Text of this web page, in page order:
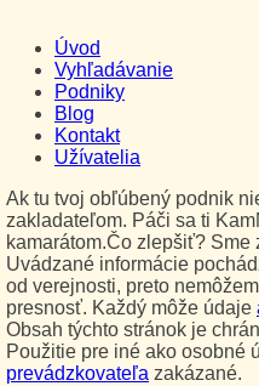
Úvod
Vyhľadávanie
Podniky
Blog
Kontakt
Užívatelia
Ak tu tvoj obľúbený podnik
zakladateľom. Páči sa ti
kamarátom.Čo zlepšiť? Sme
Uvádzané informácie
od verejnosti, preto
presnosť. Každý môže údaje
Obsah týchto stránok je
Použitie pre iné ako osobné
prevádzkovateľa zakázané.